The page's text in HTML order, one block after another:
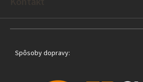
Spôsoby dopravy: